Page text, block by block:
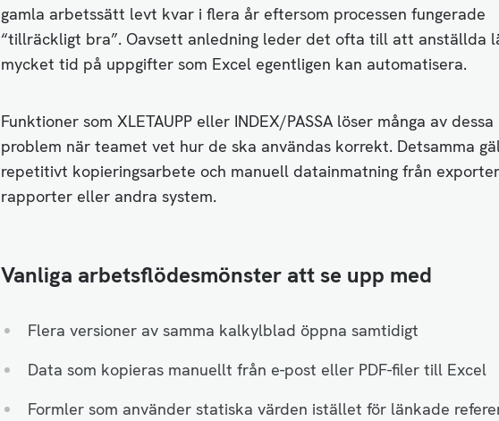
gamla arbetssätt levt kvar i flera år eftersom processen fungerade
“tillräckligt bra”. Oavsett anledning leder det ofta till att anställda
mycket tid på uppgifter som Excel egentligen kan automatisera.
Funktioner som XLETAUPP eller INDEX/PASSA löser många av dessa
problem när teamet vet hur de ska användas korrekt. Detsamma
repetitivt kopieringsarbete och manuell datainmatning från
rapporter eller andra system.
Vanliga arbetsflödesmönster att se upp med
Flera versioner av samma kalkylblad öppna samtidigt
Data som kopieras manuellt från e-post eller PDF-filer till Excel
Formler som använder statiska värden istället för länkade